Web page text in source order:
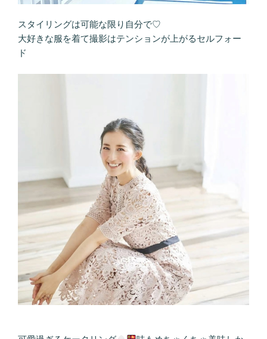
スタイリングは可能な限り自分で♡
大好きな服を着て撮影はテンションが上がる セルフォー
ド